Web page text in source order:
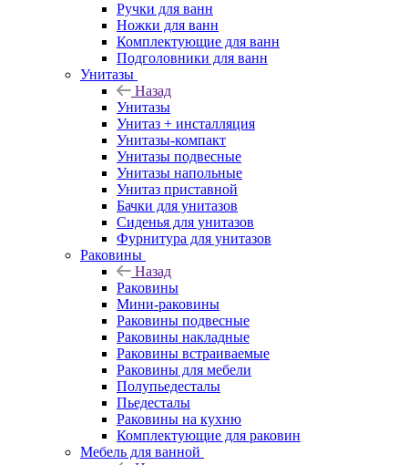
Ручки для ванн
Ножки для ванн
Комплектующие для ванн
Подголовники для ванн
Унитазы
Назад
Унитазы
Унитаз + инсталляция
Унитазы-компакт
Унитазы подвесные
Унитазы напольные
Унитаз приставной
Бачки для унитазов
Сиденья для унитазов
Фурнитура для унитазов
Раковины
Назад
Раковины
Мини-раковины
Раковины подвесные
Раковины накладные
Раковины встраиваемые
Раковины для мебели
Полупьедесталы
Пьедесталы
Раковины на кухню
Комплектующие для раковин
Мебель для ванной